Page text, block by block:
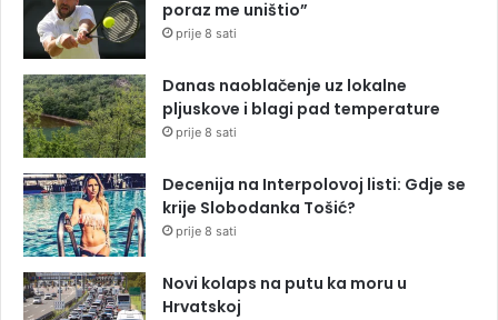
poraz me uništio”
prije 8 sati
Danas naoblačenje uz lokalne
pljuskove i blagi pad temperature
prije 8 sati
Decenija na Interpolovoj listi: Gdje se
krije Slobodanka Tošić?
prije 8 sati
Novi kolaps na putu ka moru u
Hrvatskoj